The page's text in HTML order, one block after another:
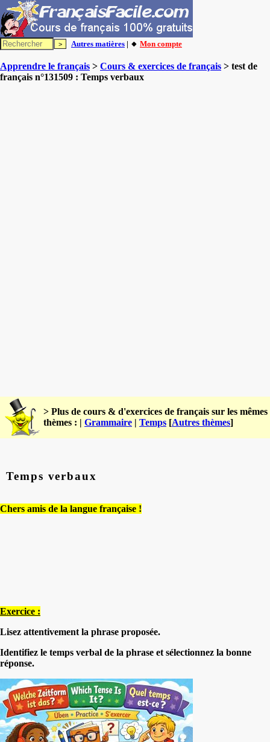
Autres matières | 🔸 Mon compte
Apprendre le français > Cours & exercices de français > test de
français n°131509 : Temps verbaux
> Plus de cours & d'exercices de français sur les mêmes
thèmes : | Grammaire | Temps [Autres thèmes]
Temps verbaux
Chers amis de la langue française !
Exercice :
Lisez attentivement la phrase proposée.
Identifiez le temps verbal de la phrase et sélectionnez la bonne
réponse.